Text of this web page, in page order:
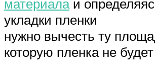
материалаи
укладки пленки
нужно вычесть ту
которую пленка не